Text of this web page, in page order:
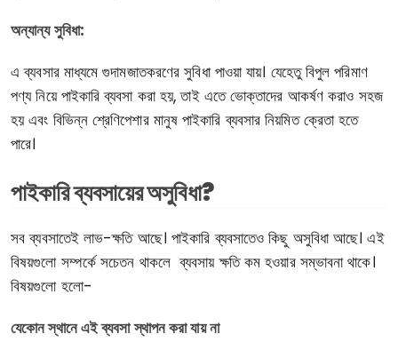
অন্যান্য সুবিধা:
এ ব্যবসার মাধ্যমে গুদামজাতকরণের সুবিধা পাওয়া যায়। যেহেতু বিপুল পরিমাণ
পণ্য নিয়ে পাইকারি ব্যবসা করা হয়, তাই এতে ভোক্তাদের আকর্ষণ করাও সহজ
হয় এবং বিভিন্ন শ্রেণিপেশার মানুষ পাইকারি ব্যবসার নিয়মিত ক্রেতা হতে
পারে।
পাইকারি ব্যবসায়ের অসুবিধা?
সব ব্যবসাতেই লাভ-ক্ষতি আছে। পাইকারি ব্যবসাতেও কিছু অসুবিধা আছে। এই
বিষয়গুলো সম্পর্কে সচেতন থাকলে ব্যবসায় ক্ষতি কম হওয়ার সম্ভাবনা থাকে।
বিষয়গুলো হলো-
যেকোন স্থানে এই ব্যবসা স্থাপন করা যায় না